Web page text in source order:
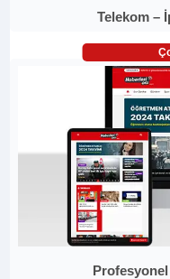
Telekom –
Profesyonel